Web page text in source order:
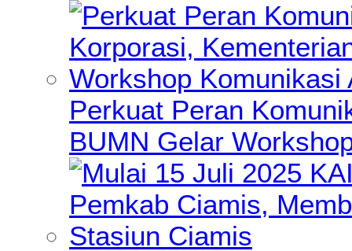
Perkuat Peran
BUMN Gelar